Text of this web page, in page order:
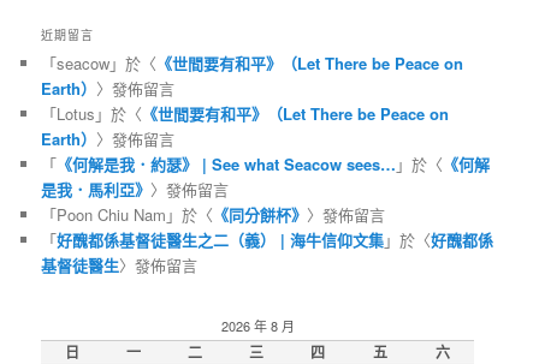
近期留言
「seacow」於〈 《世間要有和平》（Let There be Peace on
Earth） 〉發佈留言
「Lotus 」於〈 《世間要有和平》（Let There be Peace on
Earth） 〉發佈留言
「 《何解是我．約瑟》 | See what Seacow sees… 」於〈 《何解
是我．馬利亞》 〉發佈留言
「Poon Chiu Nam 」於〈 《同分餅杯》 〉發佈留言
「好醜都係基督徒醫生之二（義） | 海牛信仰文集」於〈好醜都係
基督徒醫生〉發佈留言
2026 年 8 月
日 一 二 三 四 五 六